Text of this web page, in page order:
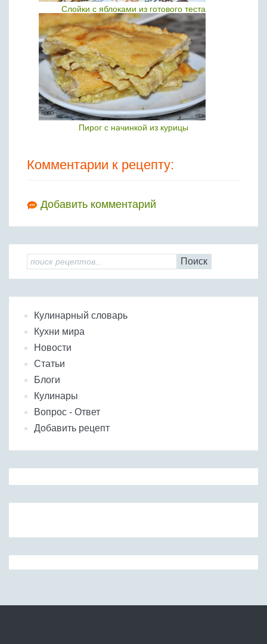
Слойки с яблоками из готового теста
Пирог с начинкой из курицы
Комментарии к рецепту:
Добавить комментарий
Поиск
Кулинарный словарь
Кухни мира
Новости
Статьи
Блоги
Кулинары
Вопрос - Ответ
Добавить рецепт